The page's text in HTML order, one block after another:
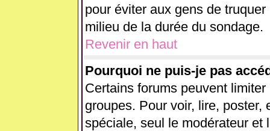
pour éviter aux gens de
milieu de la durée du sondage.
Revenir en haut
Pourquoi ne puis-je pas
Certains forums peuvent
groupes. Pour voir, lire,
spéciale, seul le modérateur et